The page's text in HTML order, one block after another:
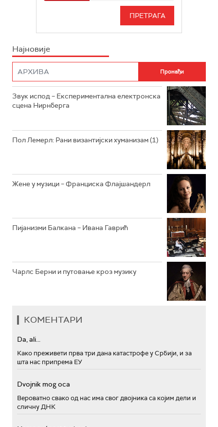
РАДИО БЕОГРАД 3
РАДИО РОКЕНРОЛЕР
РАДИО ЏЕЗЕР
ИНФО
Најновије
Звук испод – Експериментална електронска
сцена Нирнберга
Пол Лемерл: Рани византијски хуманизам (1)
Жене у музици – Франциска Флајшандерл
Пијанизми Балкана – Ивана Гаврић
Чарлс Берни и путовање кроз музику
КОМЕНТАРИ
Da, ali...
Како преживети прва три дана катастрофе у Србији, и за
шта нас припрема ЕУ
Dvojnik mog oca
Вероватно свако од нас има свог двојника са којим дели и
сличну ДНК